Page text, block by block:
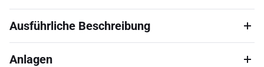
Ausführliche Beschreibung
Anlagen